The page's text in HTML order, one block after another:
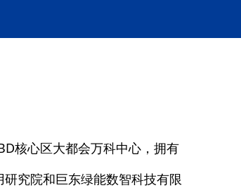
核心区大都会万科中心，拥有
究院和巨东绿能数智科技有限